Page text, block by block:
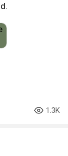
1.3K